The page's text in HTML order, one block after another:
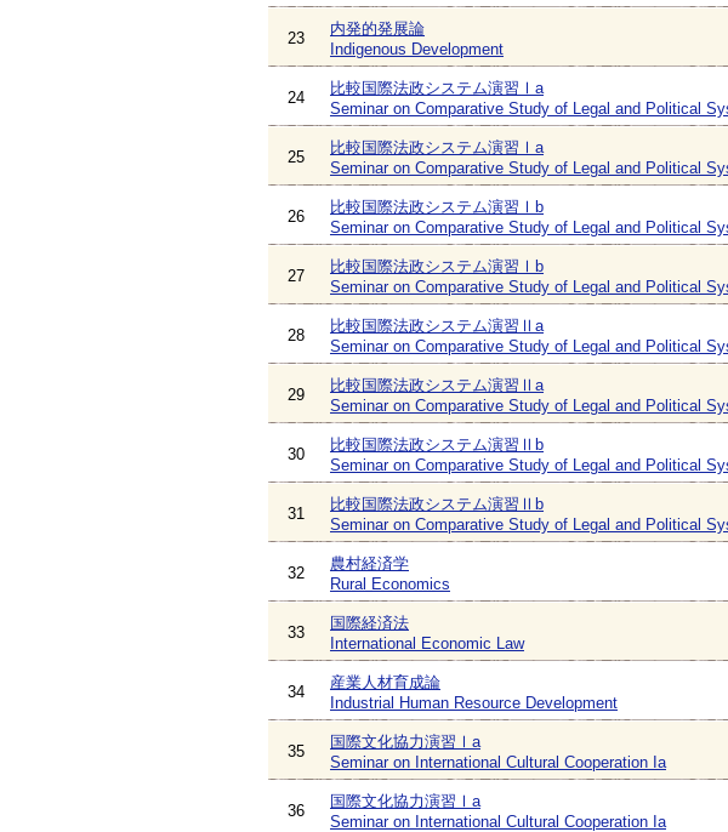
23
内発的発展論
Indigenous Development
24
比較国際法政システム演習Ⅰa
Seminar on Comparative Study of Legal and Political
25
比較国際法政システム演習Ⅰa
Seminar on Comparative Study of Legal and Political
26
比較国際法政システム演習Ⅰb
Seminar on Comparative Study of Legal and Political
27
比較国際法政システム演習Ⅰb
Seminar on Comparative Study of Legal and Political
28
比較国際法政システム演習Ⅱa
Seminar on Comparative Study of Legal and Political
29
比較国際法政システム演習Ⅱa
Seminar on Comparative Study of Legal and Political
30
比較国際法政システム演習Ⅱb
Seminar on Comparative Study of Legal and Political
31
比較国際法政システム演習Ⅱb
Seminar on Comparative Study of Legal and Political
32
農村経済学
Rural Economics
33
国際経済法
International Economic Law
34
産業人材育成論
Industrial Human Resource Development
35
国際文化協力演習Ⅰa
Seminar on International Cultural Cooperation Ia
36
国際文化協力演習Ⅰa
Seminar on International Cultural Cooperation Ia